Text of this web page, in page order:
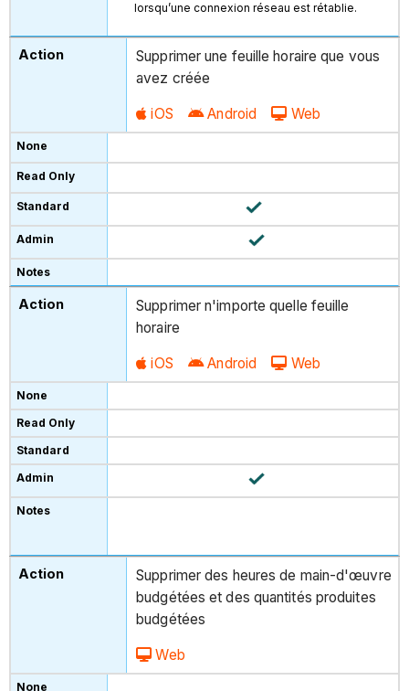
lorsqu’une connexion réseau est rétablie.
Supprimer une feuille horaire que vous
avez créée
iOS Android Web
Supprimer n'importe quelle feuille
horaire
iOS Android Web
Supprimer des heures de main-d'œuvre
budgétées et des quantités produites
budgétées
Web